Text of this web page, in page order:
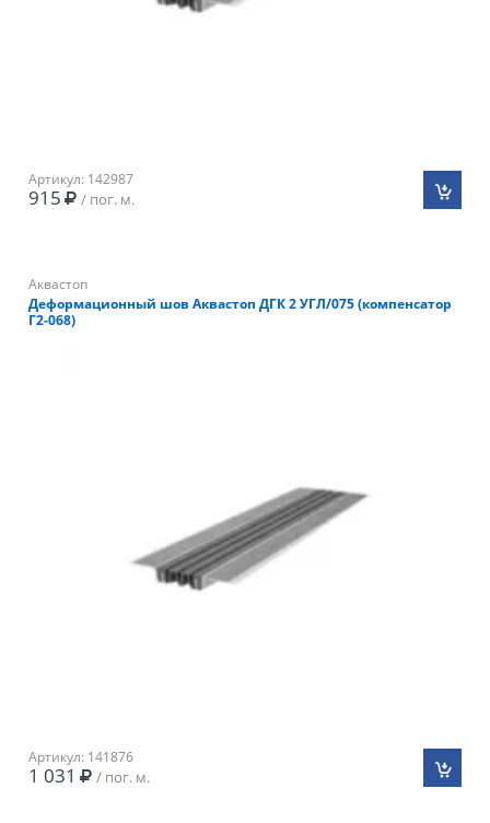
Артикул: 142987
915 / пог. м.
Аквастоп
Деформационный шов Аквастоп ДГК 2 УГЛ/075 (компенсатор
Г2-068)
Артикул: 141876
1 031 / пог. м.